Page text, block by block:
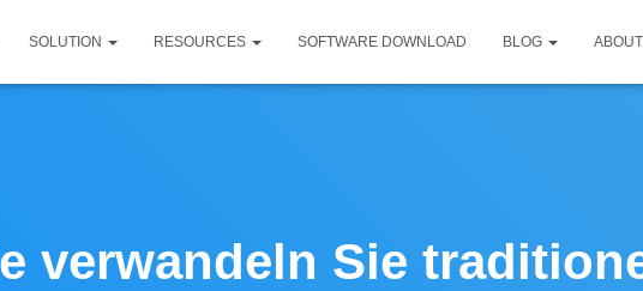
SOLUTION RESOURCES SOFTWARE DOWNLOAD BLOG
verwandeln Sie